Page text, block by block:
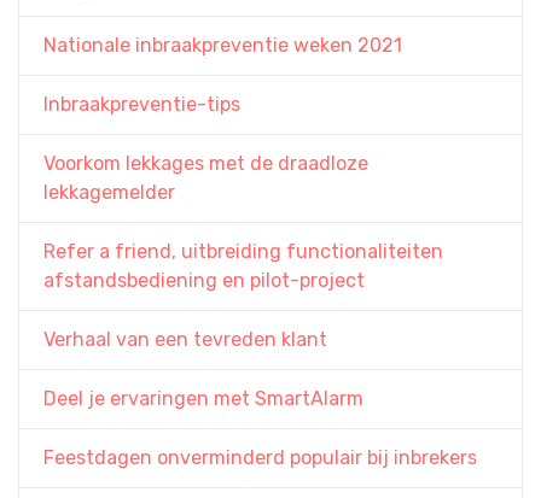
Nationale inbraakpreventie weken 2021
Inbraakpreventie-tips
Voorkom lekkages met de draadloze
lekkagemelder
Refer a friend, uitbreiding functionaliteiten
afstandsbediening en pilot-project
Verhaal van een tevreden klant
Deel je ervaringen met SmartAlarm
Feestdagen onverminderd populair bij inbrekers